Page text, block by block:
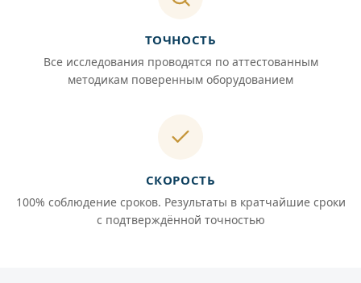
ТОЧНОСТЬ
Все исследования проводятся по аттестованным
методикам поверенным оборудованием
СКОРОСТЬ
100% соблюдение сроков. Результаты в кратчайшие сроки
с подтверждённой точностью